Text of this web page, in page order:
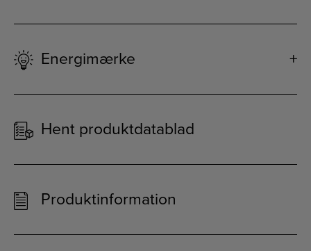
Energimærke
Hent produktdatablad
Produktinformation